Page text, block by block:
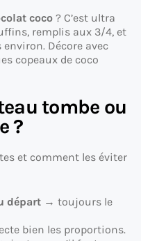
coco ? C’est ultra
remplis aux 3/4, et
Décore avec
copeaux de coco
tombe ou
?
et comment les éviter
départ → toujours le
bien les proportions.